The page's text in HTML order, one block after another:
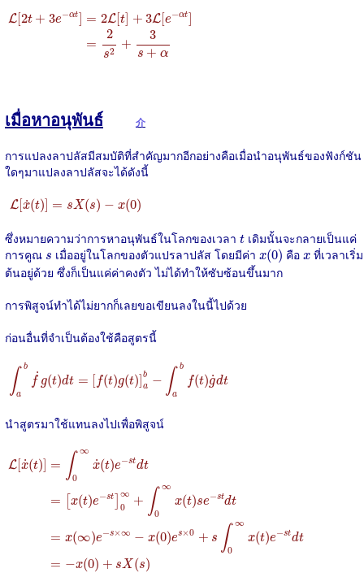
L[2t + 3e−αt] = 2L[t] + 3L[e−αt]
=
2
s2 +
3
s + α
L[2t+ 3 e− αt]= [t]+3 [ − α ]=2s
เมื่อหาอนุพันธ์ 介
การแปลงลาปลัสมีสมบัติที่สำคัญมากอีกอย่างคือเมื่อนำอนุพันธ์ของฟังก์ชัน
ใดๆมาแปลงลาปลัสจะได้ดังนี้
L[ ˙
x(t) = sX(s) − x(0)
[x˙(t)]= X(s)−x
ซึ่งหมายความว่าการหาอนุพันธ์ในโลกของเวลา t
t เดิมนั้นจะกลายเป็นแค่
การคูณ s
s เมื่ออยู่ในโลกของตัวแปรลาปลัส โดยมีค่า x(0)
x(0) คือ x
x ที่เวลาเริ่ม
ต้นอยู่ด้วย ซึ่งก็เป็นแค่ค่าคงตัว ไม่ได้ทำให้ซับซ้อนขึ้นมาก
การพิสูจน์ทำได้ไม่ยากก็เลยขอเขียนลงในนี้ไปด้วย
ก่อนอื่นที่จำเป็นต้องใช้คือสูตรนี้
∫ b
a
˙
f g(t)dt = [f(t)g(t)]b
a − ∫ b
a
f(t)˙
gdt
bf t)g
นำสูตรมาใช้แทนลงไปเพื่อพิสูจน์
L[˙
x(t)] = ∫
∞
0
˙
x(t)e−stdt
= x(t)e−st
∞
0
+ ∫
∞
0
x(t)se−stdt
= x(∞)e−s×∞ − x(0)es×0 + s ∫
∞
0
x(t)e−stdt
= −x(0) + sX (s)
∞x˙(